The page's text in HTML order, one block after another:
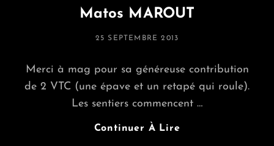
De
Matos MAROUT
POSTED
25 SEPTEMBRE 2013
Merci à mag pour sa généreuse contribution
de 2 VTC (une épave et un retapé qui roule).
Les sentiers commencent …
Continuer À LireMatos